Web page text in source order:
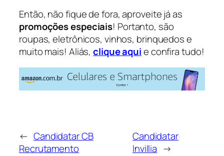
Então, não fique de fora, aproveite já as
promoções especiais! Portanto, são
roupas, eletrônicos, vinhos, brinquedos e
muito mais! Aliás,clique aquie confira tudo!
← Candidatar CB
Recrutamento
Candidatar
Invillia →